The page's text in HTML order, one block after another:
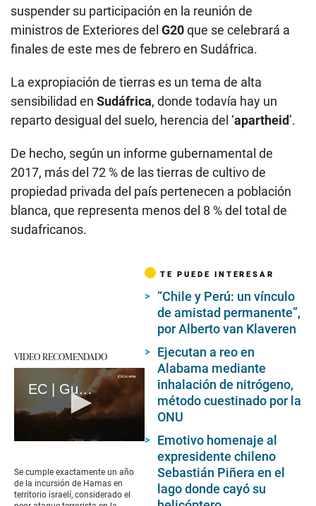
suspender su participación en la reunión de
ministros de Exteriores del G20que se celebrará a
finales de este mes de febrero en Sudáfrica.
La expropiación de tierras es un tema de alta
sensibilidad en Sudáfrica, donde todavía hay un
reparto desigual del suelo, herencia del ‘apartheid’.
De hecho, según un informe gubernamental de
2017, más del 72 % de las tierras de cultivo de
propiedad privada del país pertenecen a población
blanca, que representa menos del 8 % del total de
sudafricanos.
VIDEO RECOMENDADO
EC | Guerra en Gaza: A un año del ataque mortal de Hamás en Israel (loop)
of
17
seconds
Se cumple exactamente un año
de la incursión de Hamas en
territorio israelí, considerado el
TE PUEDE INTERESAR
“Chile y Perú: un vínculo
de amistad permanente”,
por Alberto van Klaveren
Ejecutan a reo en
Alabama mediante
inhalación de nitrógeno,
método cuestinado por la
ONU
Emotivo homenaje al
expresidente chileno
Sebastián Piñera en el
lago donde cayó su